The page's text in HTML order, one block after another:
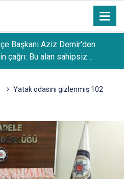
Başkanı Aziz Demir'den
çağrı: Bu alan sahipsiz
Yatak odasını gizlenmiş 102